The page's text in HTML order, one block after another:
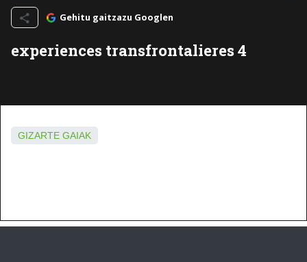
Gehitu gaitzazu Googlen
experiences transfrontalieres 4
GIZARTE GAIAK